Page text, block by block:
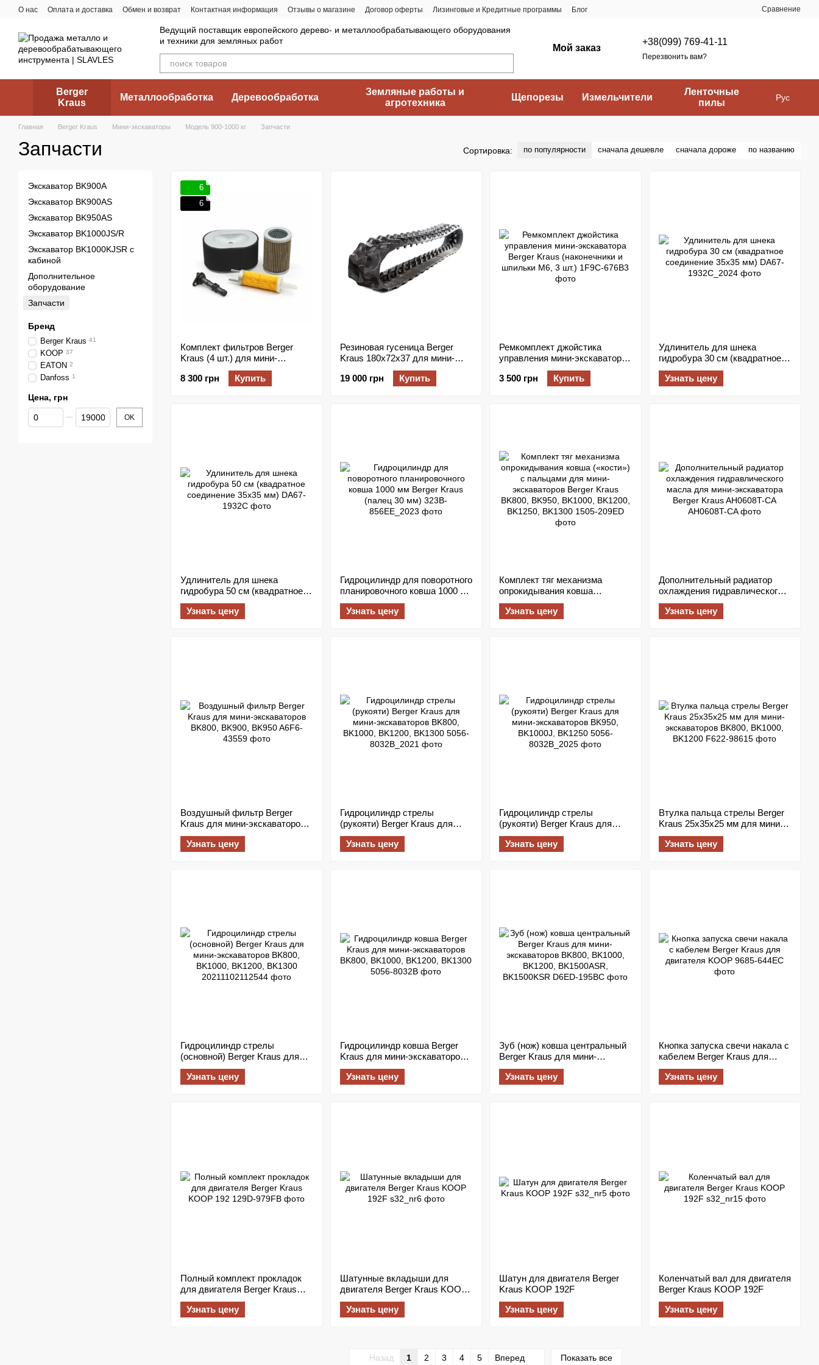
Перейти к основному контенту
О нас Оплата и доставка Обмен и возврат Контактная информация Отзывы о магазине Договор оферты Лизинговые и Кредитные программы Блог Сравнение
Ведущий поставщик европейского дерево- и металлообрабатывающего оборудования
и техники для земляных работ
Мой заказ
+38(099) 769-41-11
Перезвонить вам?
Berger
Kraus
Металлообработка Деревообработка
Земляные работы и
агротехника
Щепорезы Измельчители
Ленточные
пилы
Рус
Главная Berger Kraus Мини-экскаваторы Модель 900-1000 кг Запчасти
Запчасти Сортировка: по популярности сначала дешевле сначала дороже по названию
6
6
Комплект фильтров Berger
Kraus (4 шт.) для мини-
экскаваторов BK800B,
BK800BS, BK800BSR с
8 300 грн Купить
Резиновая гусеница Berger
Kraus 180x72x37 для мини-
экскаваторов
19 000 грн
Купить
Ремкомплект джойстика
управления мини-экскаватора
Berger Kraus (наконечники и
шпильки M6, 3 шт.)
3 500 грн Купить
Удлинитель для шнека
гидробура 30 см (квадратное
соединение 35х35 мм)
Узнать цену
Удлинитель для шнека
гидробура 50 см (квадратное
соединение 35х35 мм)
Узнать цену
Гидроцилиндр для поворотного
планировочного ковша 1000 мм
Berger Kraus (палец 30 мм)
Узнать цену
Комплект тяг механизма
опрокидывания ковша
(«кости») с пальцами для
мини-экскаваторов Berger
Узнать цену
Дополнительный радиатор
охлаждения гидравлического
масла для мини-экскаватора
Berger Kraus AH0608T-CA
Узнать цену
Воздушный фильтр Berger
Kraus для мини-экскаваторов
BK800, BK900, BK950
Узнать цену
Гидроцилиндр стрелы
(рукояти) Berger Kraus для
мини-экскаваторов BK800,
BK1000, BK1200, BK1300
Узнать цену
Гидроцилиндр стрелы
(рукояти) Berger Kraus для
мини-экскаваторов BK950,
BK1000J, BK1250
Узнать цену
Втулка пальца стрелы Berger
Kraus 25x35x25 мм для мини-
экскаваторов BK800, BK1000,
BK1200
Узнать цену
Гидроцилиндр стрелы
(основной) Berger Kraus для
мини-экскаваторов BK800,
BK1000, BK1200, BK1300
Узнать цену
Гидроцилиндр ковша Berger
Kraus для мини-экскаваторов
BK800, BK1000, BK1200,
BK1300
Узнать цену
Зуб (нож) ковша центральный
Berger Kraus для мини-
экскаваторов BK800, BK1000,
BK1200, BK1500ASR,
Узнать цену
Кнопка запуска свечи накала с
кабелем Berger Kraus для
двигателя KOOP
Узнать цену
Полный комплект прокладок
для двигателя Berger Kraus
KOOP 192
Узнать цену
Шатунные вкладыши для
двигателя Berger Kraus KOOP
192F
Узнать цену
Шатун для двигателя Berger
Kraus KOOP 192F
Узнать цену
Коленчатый вал для двигателя
Berger Kraus KOOP 192F
Узнать цену
Назад 1 2 3 4 5 Вперед Показать все
Экскаватор BK900A
Экскаватор BK900AS
Экскаватор BK950AS
Экскаватор BK1000JS/R
Экскаватор BK1000KJSR с
кабиной
Дополнительное
оборудование
Запчасти
Бренд
Berger Kraus 41
KOOP 37
EATON 2
Danfoss 1
Цена, грн
От Цена, грн
До Цена, грн OK